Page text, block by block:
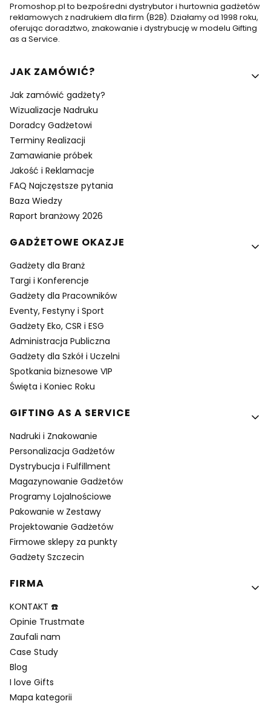
Promoshop.pl to bezpośredni dystrybutor i hurtownia gadżetów
reklamowych z nadrukiem dla firm (B2B). Działamy od 1998 roku,
oferując doradztwo, znakowanie i dystrybucję w modelu Gifting
as a Service.
Linki w stopce
JAK ZAMÓWIĆ?
Jak zamówić gadżety?
Wizualizacje Nadruku
Doradcy Gadżetowi
Terminy Realizacji
Zamawianie próbek
Jakość i Reklamacje
FAQ Najczęstsze pytania
Baza Wiedzy
Raport branżowy 2026
GADŻETOWE OKAZJE
Gadżety dla Branż
Targi i Konferencje
Gadżety dla Pracowników
Eventy, Festyny i Sport
Gadżety Eko, CSR i ESG
Administracja Publiczna
Gadżety dla Szkół i Uczelni
Spotkania biznesowe VIP
Święta i Koniec Roku
GIFTING AS A SERVICE
Nadruki i Znakowanie
Personalizacja Gadżetów
Dystrybucja i Fulfillment
Magazynowanie Gadżetów
Programy Lojalnościowe
Pakowanie w Zestawy
Projektowanie Gadżetów
Firmowe sklepy za punkty
Gadżety Szczecin
FIRMA
KONTAKT ☎️
Opinie Trustmate
Zaufali nam
Case Study
Blog
I love Gifts
Mapa kategorii